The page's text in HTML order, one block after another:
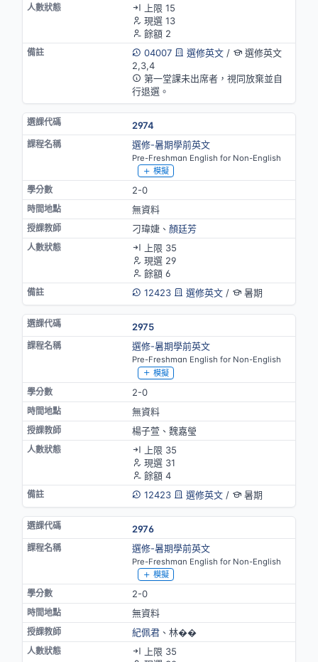
上限 15
現選 13
餘額 2
04007
選修英文/
選修英文
2,3,4
第一堂課未出席者，視同放棄並自
行退選。
2974
選修-暑期學前英文
Pre-Freshman English for Non-English
模擬
2-0
無資料
刁瑋婕、 顏廷芳
上限 35
現選 29
餘額 6
12423
選修英文/ 暑期
2975
選修-暑期學前英文
Pre-Freshman English for Non-English
模擬
2-0
無資料
楊子萱、魏嘉瑩
上限 35
現選 31
餘額 4
12423
選修英文/ 暑期
2976
選修-暑期學前英文
Pre-Freshman English for Non-English
模擬
2-0
無資料
紀佩君、林��
上限 35